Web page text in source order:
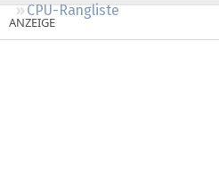
CPU-Rangliste